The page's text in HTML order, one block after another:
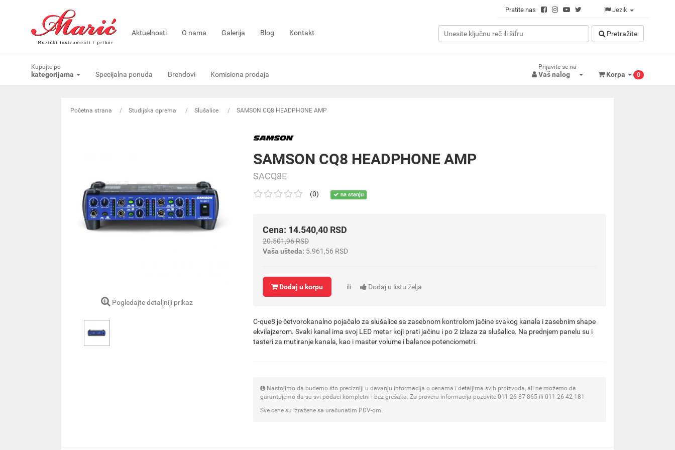
Pratite nas Jezik
Aktuelnosti O nama Galerija Blog Kontakt Pretražitе
Kupujte po
kategorijama Specijalna ponuda Brendovi Komisiona prodaja
Prijavite se na
Vaš nalog Korpa 0
Početna strana Studijska oprema Slušalice SAMSON CQ8 HEADPHONE AMP
Pogledajte detaljniji prikaz
SAMSON CQ8 HEADPHONE AMP
SACQ8E
(0) na stanju
Cena: 14.540,40 RSD
20.501,96 RSD
Vaša ušteda: 5.961,56 RSD
Dodaj u korpu ili Dodaj u listu želja
C-que8 je četvorokanalno pojačalo za slušalice sa zasebnom kontrolom jačine svakog kanala i zasebnim shape
ekvilajzerom. Svaki kanal ima svoj LED metar koji prati jačinu i po 2 izlaza za slušalice. Na prednjem panelu su i
tasteri za mutiranje kanala, kao i master volume i balance potenciometri.
Nastojimo da budemo što precizniji u davanju informacija o cenama i detaljima svih proizvoda, ali ne možemo da
garantujemo da su svi podaci kompletni i bez grešaka. Za proveru informacija pozovite 011 26 87 865 ili 011 26 42 181
Sve cene su izražene sa uračunatim PDV-om.